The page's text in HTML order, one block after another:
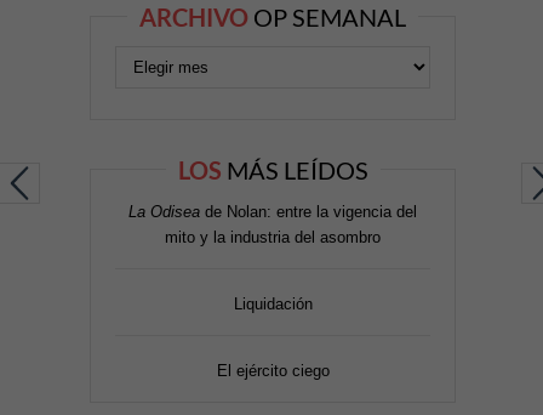
ARCHIVO OP SEMANAL
LOS MÁS LEÍDOS
La Odisea de Nolan: entre la vigencia del
mito y la industria del asombro
Liquidación
El ejército ciego